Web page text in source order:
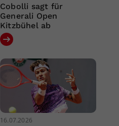
Cobolli sagt für
Generali Open
Kitzbühel ab
16.07.2026